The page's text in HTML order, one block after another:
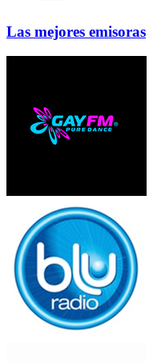
Las mejores emisoras